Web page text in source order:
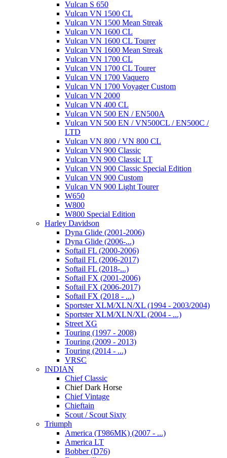
Vulcan S 650
Vulcan VN 1500 CL
Vulcan VN 1500 Mean Streak
Vulcan VN 1600 CL
Vulcan VN 1600 CL Tourer
Vulcan VN 1600 Mean Streak
Vulcan VN 1700 CL
Vulcan VN 1700 CL Tourer
Vulcan VN 1700 Vaquero
Vulcan VN 1700 Voyager Custom
Vulcan VN 2000
Vulcan VN 400 CL
Vulcan VN 500 EN / EN500A
Vulcan VN 500 EN / VN500CL / EN500C /
LTD
Vulcan VN 800 / VN 800 CL
Vulcan VN 900 Classic
Vulcan VN 900 Classic LT
Vulcan VN 900 Classic Special Edition
Vulcan VN 900 Custom
Vulcan VN 900 Light Tourer
W650
W800
W800 Special Edition
Harley Davidson
Dyna Glide (2001-2006)
Dyna Glide (2006-...)
Softail FL (2000-2006)
Softail FL (2006-2017)
Softail FL (2018-...)
Softail FX (2001-2006)
Softail FX (2006-2017)
Softail FX (2018 - ...)
Sportster XLM/XLN/XL (1994 - 2003/2004)
Sportster XLM/XLN/XL (2004 - ...)
Street XG
Touring (1997 - 2008)
Touring (2009 - 2013)
Touring (2014 - ...)
VRSC
INDIAN
Chief Classic
Chief Dark Horse
Chief Vintage
Chieftain
Scout / Scout Sixty
Triumph
America (T986MK) (2007 - ...)
America LT
Bobber (D76)